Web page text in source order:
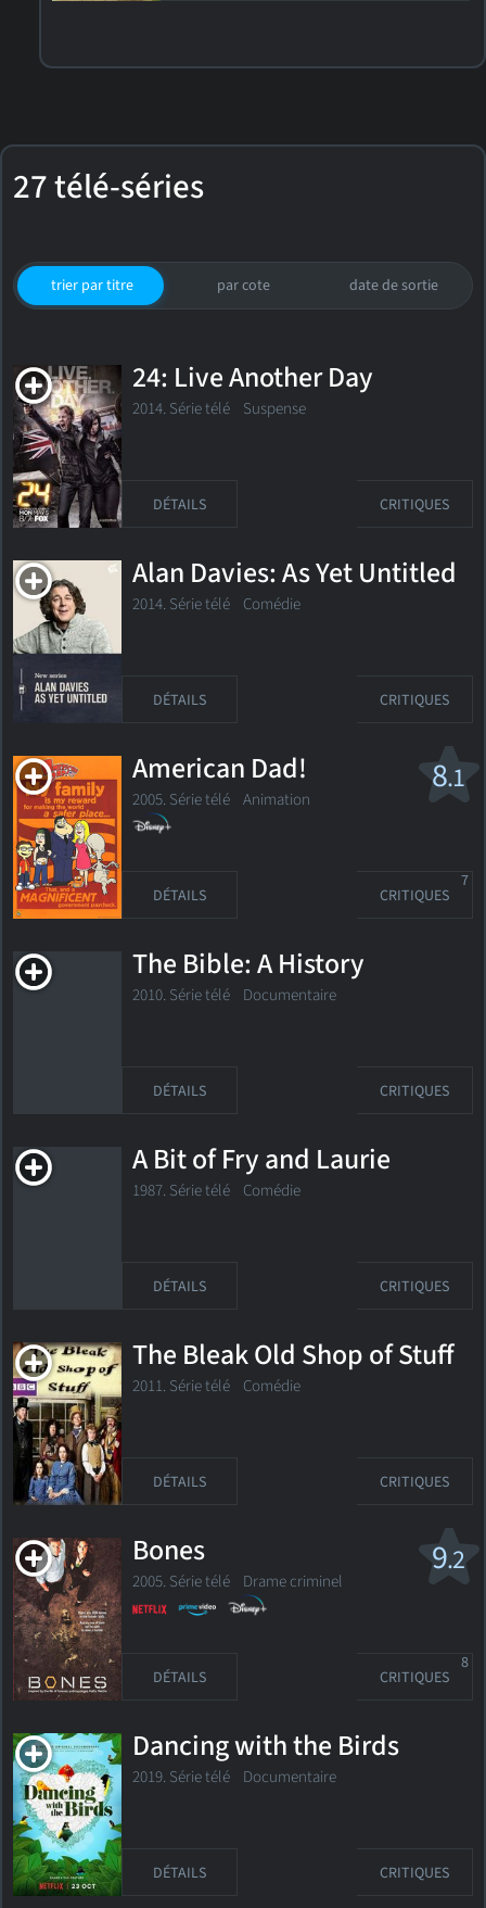
27 télé-séries
trier par titre par cote date de sortie
24: Live Another Day
2014. Série télé Suspense
DÉTAILS CRITIQUES
Alan Davies: As Yet Untitled
2014. Série télé Comédie
DÉTAILS CRITIQUES
8.1
American Dad!
2005. Série télé Animation
DÉTAILS CRITIQUES
7
The Bible: A History
2010. Série télé Documentaire
DÉTAILS CRITIQUES
A Bit of Fry and Laurie
1987. Série télé Comédie
DÉTAILS CRITIQUES
The Bleak Old Shop of Stuff
2011. Série télé Comédie
DÉTAILS CRITIQUES
9.2
Bones
2005. Série télé Drame criminel
DÉTAILS CRITIQUES
8
Dancing with the Birds
2019. Série télé Documentaire
DÉTAILS CRITIQUES